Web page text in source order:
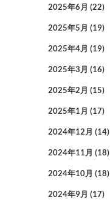
2025年6月 (22)
2025年5月 (19)
2025年4月 (19)
2025年3月 (16)
2025年2月 (15)
2025年1月 (17)
2024年12月 (14)
2024年11月 (18)
2024年10月 (18)
2024年9月 (17)